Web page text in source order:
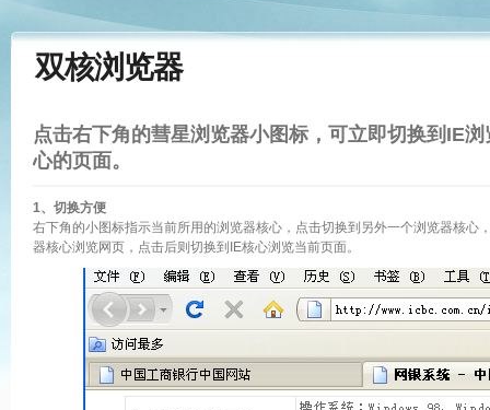
双核浏览器
点击右下角的彗星浏览器小图标，可立即切换到IE
心的页面。
1、切换方便
右下角的小图标指示当前所用的浏览器核心，点击切换到另外一个浏览器核心
器核心浏览网页，点击后则切换到IE核心浏览当前页面。